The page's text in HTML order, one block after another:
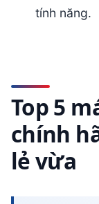
tính năng.
Top 5
chính
lẻ vừa